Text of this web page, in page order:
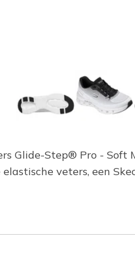
Glide-Step® Pro - Soft
veters, een